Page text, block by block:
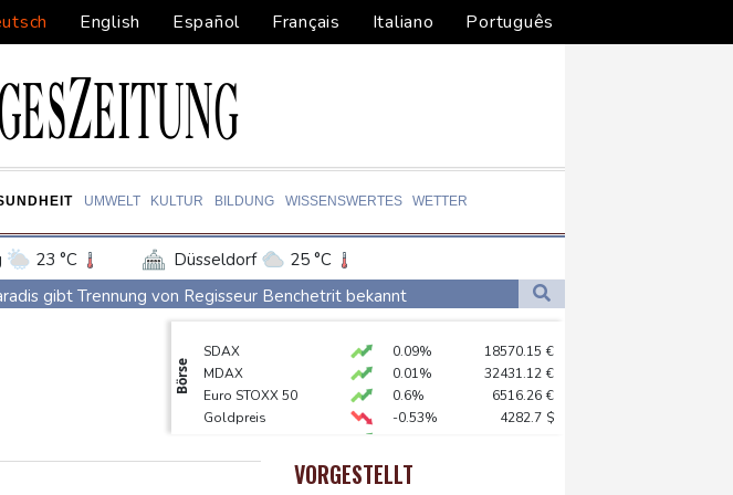
English Español Français Italiano Português
UMWELT KULTUR BILDUNG WISSENSWERTES WETTER
23 °C Düsseldorf
25 °C
Leipzig 30 °C Dortmund
24 °C
Bremen
Wien
gibt Trennung von Regisseur Benchetrit bekannt
Synchron-Bronze
RWE gibt Offshore-Windparkprojekte in den USA auf
im Jemen getötet - Huthis reklamieren Attacke
Börse
SDAX 0.09% 18570.15 €
MDAX
0.01% 32431.12 €
Euro STOXX 50
0.6% 6516.26 €
Goldpreis
-0.53% 4282.7 $
DAX
0.05%
-0.29%
VORGESTELLT